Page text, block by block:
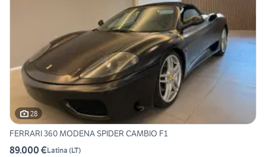
28
FERRARI 360 MODENA SPIDER CAMBIO F1
89.000 €Latina (LT)